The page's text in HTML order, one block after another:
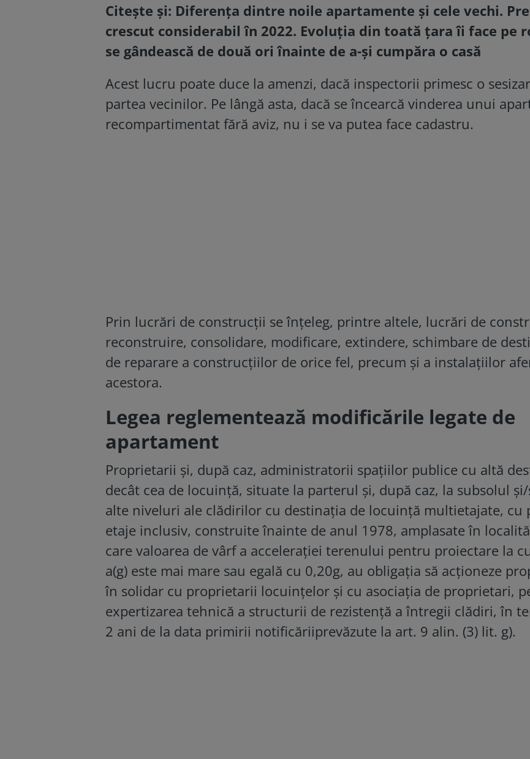
Citește și: Diferența dintre noile apartamente și cele vechi.
crescut considerabil în 2022. Evoluția din toată țara îi face pe
se gândească de două ori înainte de a-și cumpăra o casă
Acest lucru poate duce la amenzi, dacă inspectorii primesc o
partea vecinilor. Pe lângă asta, dacă se încearcă vinderea unui
recompartimentat fără aviz, nu i se va putea face cadastru.
Prin lucrări de construcții se înțeleg, printre altele, lucrări de
reconstruire, consolidare, modificare, extindere, schimbare de
de reparare a construcțiilor de orice fel, precum și a instalațiilor
acestora.
Legea reglementează modificările legate de
apartament
Proprietarii şi, după caz, administratorii spaţiilor publice cu altă
decât cea de locuință, situate la parterul şi, după caz, la subsolul
alte niveluri ale clădirilor cu destinaţia de locuinţă multietajate, cu
etaje inclusiv, construite înainte de anul 1978, amplasate în
care valoarea de vârf a acceleraţiei terenului pentru proiectare la
a(g) este mai mare sau egală cu 0,20g, au obligaţia să acţioneze
în solidar cu proprietarii locuinţelor şi cu asociaţia de proprietari,
expertizarea tehnică a structurii de rezistenţă a întregii clădiri, în
2 ani de la data primirii notificăriiprevăzute la art. 9 alin. (3) lit. g).